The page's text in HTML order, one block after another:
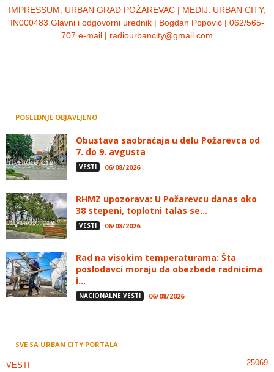
IMPRESSUM: URBAN GRAD POŽAREVAC | MEDIJ: URBAN CITY,
IN000483 Glavni i odgovorni urednik | Bogdan Popović | 062/565-
707 e-mail | radiourbancity@gmail.com
POSLEDNJE OBJAVLJENO
Obustava saobraćaja u delu Požarevca od
7. do 9. avgusta
VESTI 06/08/2026
RHMZ upozorava: U Požarevcu danas oko
38 stepeni, toplotni talas se...
VESTI 06/08/2026
Rad na visokim temperaturama: Šta
poslodavci moraju da obezbede radnicima
i...
NACIONALNE VESTI 06/08/2026
SVE SA URBAN CITY PORTALA
VESTI 25069